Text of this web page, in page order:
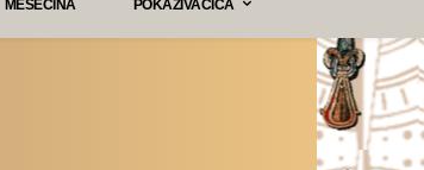
MESEČINA POKAZIVAČICA